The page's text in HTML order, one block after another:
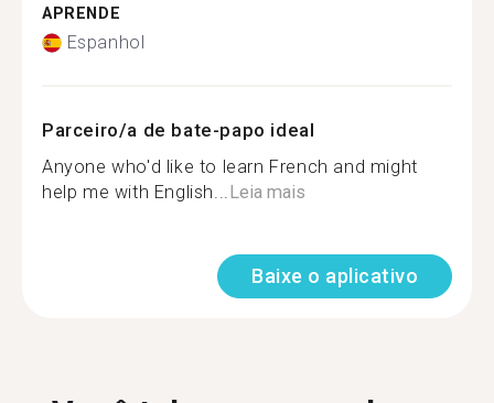
APRENDE
Espanhol
Parceiro/a de bate-papo ideal
Anyone who'd like to learn French and might
help me with English...Leia mais
Baixe o aplicativo